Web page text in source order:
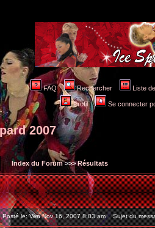
FAQ Rechercher Liste
Profil Se connecter
2007
Index du Forum>>>Résultats
Posté le: Ven Nov 16, 2007 8:03 am Sujet du